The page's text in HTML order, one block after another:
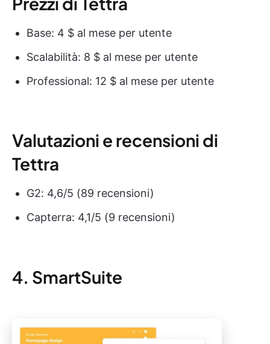
Base: 4 $ al mese per utente
Scalabilità: 8 $ al mese per utente
Professional: 12 $ al mese per utente
Valutazioni e recensioni di
Tettra
G2: 4,6/5 (89 recensioni)
Capterra: 4,1/5 (9 recensioni)
4. SmartSuite